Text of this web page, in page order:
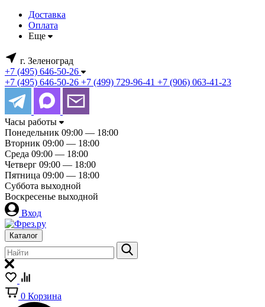
Доставка
Оплата
Еще
г. Зеленоград
+7 (495) 646-50-26
+7 (495) 646-50-26 +7 (499) 729-96-41 +7 (906) 063-41-23
Часы работы
Понедельник 09:00 — 18:00
Вторник 09:00 — 18:00
Среда 09:00 — 18:00
Четверг 09:00 — 18:00
Пятница 09:00 — 18:00
Суббота выходной
Воскресенье выходной
Вход
Каталог
0 Корзина